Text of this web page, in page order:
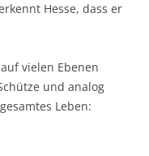
Hesse, dass er
vielen Ebenen
und analog
Leben: